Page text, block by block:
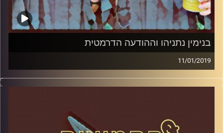
בנימין נתניהו וההודעה הדרמטית
11/01/2019
פרופסור בועז בן-דוד ופרופסור גלעד הירשברגר